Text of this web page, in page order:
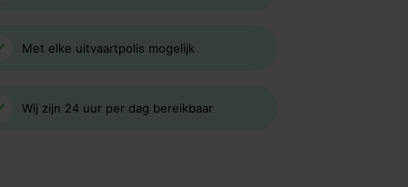
Met elke uitvaartpolis mogelijk
Wij zijn 24 uur per dag bereikbaar